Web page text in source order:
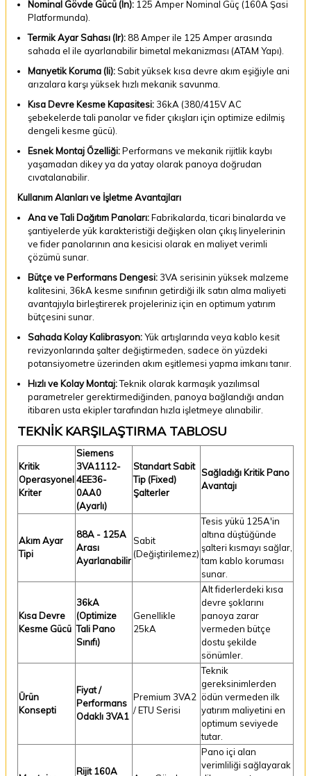
Nominal Gövde Gücü (In): 125 Amper Nominal Güç (160A Şasi
Platformunda).
Termik Ayar Sahası (Ir): 88 Amper ile 125 Amper arasında
sahada el ile ayarlanabilir bimetal mekanizması (ATAM Yapı).
Manyetik Koruma (Ii):Sabit yüksek kısa devre akım eşiğiyle ani
arızalara karşı yüksek hızlı mekanik savunma.
Kısa Devre Kesme Kapasitesi: 36kA (380/415V AC
şebekelerde tali panolar ve fider çıkışları için optimize edilmiş
dengeli kesme gücü).
Esnek Montaj Özelliği:Performans ve mekanik rijitlik kaybı
yaşamadan dikey ya da yatay olarak panoya doğrudan
cıvatalanabilir.
Kullanım Alanları ve İşletme Avantajları
Ana ve Tali Dağıtım Panoları:Fabrikalarda, ticari binalarda ve
şantiyelerde yük karakteristiği değişken olan çıkış linyelerinin
ve fider panolarının ana kesicisi olarak en maliyet verimli
çözümü sunar.
Bütçe ve Performans Dengesi: 3VA serisinin yüksek malzeme
kalitesini, 36kA kesme sınıfının getirdiği ilk satın alma maliyeti
avantajıyla birleştirerek projeleriniz için en optimum yatırım
bütçesini sunar.
Sahada Kolay Kalibrasyon:Yük artışlarında veya kablo kesit
revizyonlarında şalter değiştirmeden, sadece ön yüzdeki
potansiyometre üzerinden akım eşitlemesi yapma imkanı tanır.
Hızlı ve Kolay Montaj:Teknik olarak karmaşık yazılımsal
parametreler gerektirmediğinden, panoya bağlandığı andan
itibaren usta ekipler tarafından hızla işletmeye alınabilir.
TEKNİK KARŞILAŞTIRMA TABLOSU
Kritik
Operasyonel
Kriter
Siemens
3VA1112-
4EE36-
0AA0
(Ayarlı)
Standart Sabit
Tip (Fixed)
Şalterler
Sağladığı Kritik Pano
Avantajı
Akım Ayar
Tipi
88A - 125A
Arası
Ayarlanabilir
Sabit
(Değiştirilemez)
Tesis yükü 125A'in
altına düştüğünde
şalteri kısmayı sağlar,
tam kablo koruması
sunar.
Kısa Devre
Kesme Gücü
36kA
(Optimize
Tali Pano
Sınıfı)
Genellikle
25kA
Alt fiderlerdeki kısa
devre şoklarını
panoya zarar
vermeden bütçe
dostu şekilde
sönümler.
Ürün
Konsepti
Fiyat /
Performans
Odaklı 3VA1
Premium 3VA2
/ ETU Serisi
Teknik
gereksinimlerden
ödün vermeden ilk
yatırım maliyetini en
optimum seviyede
tutar.
Rijit 160A
Pano içi alan
verimliliği sağlayarak